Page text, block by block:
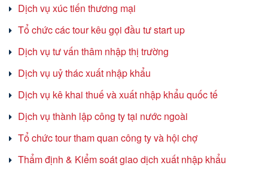
Dịch vụ xúc tiến thương mại
Tổ chức các tour kêu gọi đầu tư start up
Dịch vụ tư vấn thâm nhập thị trường
Dịch vụ uỷ thác xuất nhập khẩu
Dịch vụ kê khai thuế và xuất nhập khẩu quốc tế
Dịch vụ thành lập công ty tại nước ngoài
Tổ chức tour tham quan công ty và hội chợ
Thẩm định & Kiểm soát giao dịch xuất nhập khẩu